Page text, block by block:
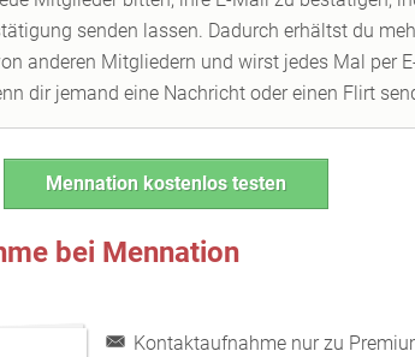
senden lassen. Dadurch erhältst du
anderen Mitgliedern und wirst jedes Mal per
dir jemand eine Nachricht oder einen Flirt
Mennation kostenlos testen
bei Mennation
Kontaktaufnahme nur zu